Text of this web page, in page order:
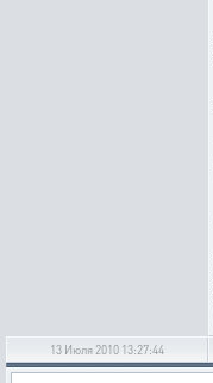
13 Июля 2010 13:27:44